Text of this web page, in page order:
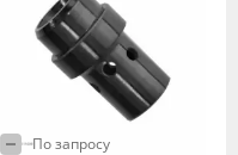
По запросу